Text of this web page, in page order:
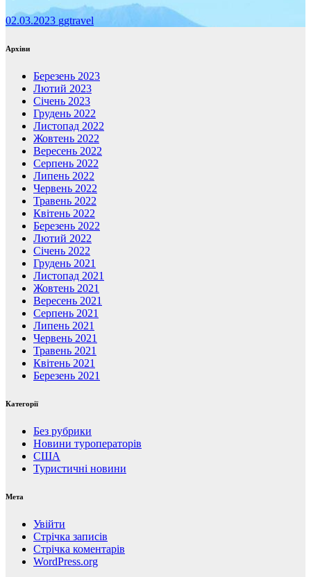
02.03.2023 ggtravel
Архіви
Березень 2023
Лютий 2023
Січень 2023
Грудень 2022
Листопад 2022
Жовтень 2022
Вересень 2022
Серпень 2022
Липень 2022
Червень 2022
Травень 2022
Квітень 2022
Березень 2022
Лютий 2022
Січень 2022
Грудень 2021
Листопад 2021
Жовтень 2021
Вересень 2021
Серпень 2021
Липень 2021
Червень 2021
Травень 2021
Квітень 2021
Березень 2021
Категорії
Без рубрики
Новини туроператорів
США
Туристичні новини
Мета
Увійти
Стрічка записів
Стрічка коментарів
WordPress.org